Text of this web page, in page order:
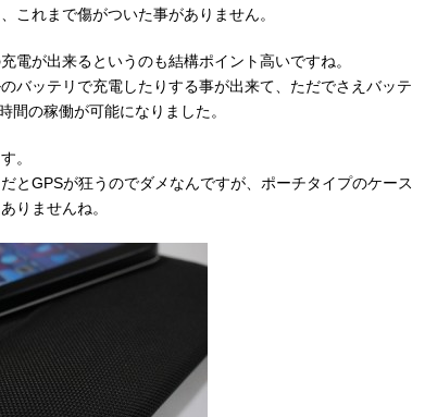
これまで傷がついた事がありません。
電が出来るというのも結構ポイント高いですね。
バッテリで充電したりする事が出来て、ただでさえバッテ
間の稼働が可能になりました。
。
とGPSが狂うのでダメなんですが、ポーチタイプのケース
りませんね。